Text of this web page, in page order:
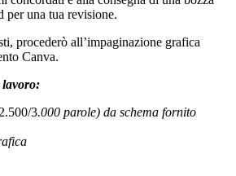
per una tua revisione.
procederò all’impaginazione grafica
Canva.
lavoro:
3.000 parole) da schema fornito